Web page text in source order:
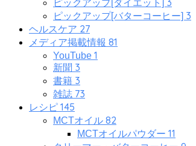
ピックアップ[ダイエット]
ピックアップ[バターコーヒー] 3
ヘルスケア 27
メディア掲載情報 81
YouTube 1
新聞 3
書籍 3
雑誌 73
レシピ 145
MCTオイル 82
MCTオイルパウダー 11